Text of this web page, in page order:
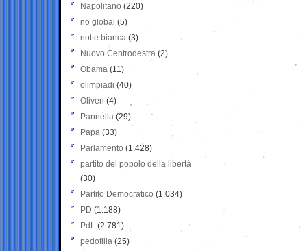
Napolitano (220)
no global (5)
notte bianca (3)
Nuovo Centrodestra (2)
Obama (11)
olimpiadi (40)
Oliveri (4)
Pannella (29)
Papa (33)
Parlamento (1.428)
partito del popolo della libertà
(30)
Partito Democratico (1.034)
PD (1.188)
PdL (2.781)
pedofilia (25)